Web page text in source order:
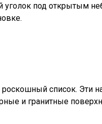
уголок под открытым
список. Эти
и гранитные